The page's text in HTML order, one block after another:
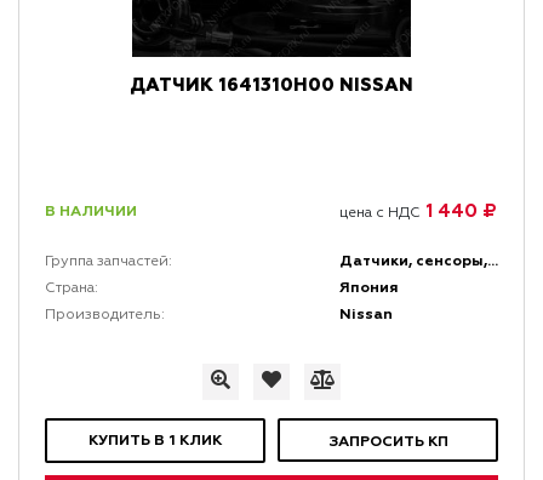
ДАТЧИК 1641310H00 NISSAN
В НАЛИЧИИ цена с НДС 1 440 ₽
Группа запчастей: Датчики, сенсоры, реле и выключатели
Страна: Япония
Производитель: Nissan
КУПИТЬ В 1 КЛИК ЗАПРОСИТЬ КП